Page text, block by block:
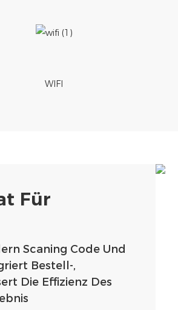
WIFI
Für
Scaning Code Und
Bestell-,
Die Effizienz Des